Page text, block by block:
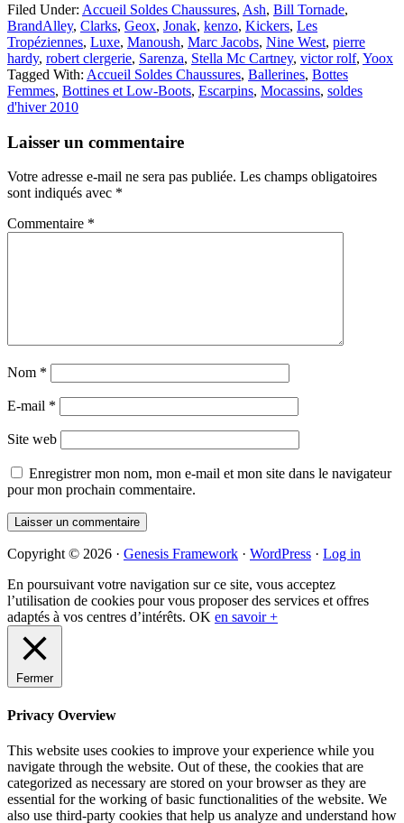
Filed Under: Accueil Soldes Chaussures, Ash, Bill Tornade,
BrandAlley, Clarks, Geox, Jonak, kenzo, Kickers, Les
Tropéziennes, Luxe, Manoush, Marc Jacobs, Nine West, pierre
hardy, robert clergerie, Sarenza, Stella Mc Cartney, victor rolf, Yoox
Tagged With: Accueil Soldes Chaussures, Ballerines, Bottes
Femmes, Bottines et Low-Boots, Escarpins, Mocassins, soldes
d'hiver 2010
Reader
Laisser un commentaire
Votre adresse e-mail ne sera pas publiée. Les champs obligatoires
sont indiqués avec *
Commentaire *
Nom *
E-mail *
Site web
Enregistrer mon nom, mon e-mail et mon site dans le navigateur
pour mon prochain commentaire.
Primary
Sidebar
Copyright © 2026 · Genesis Framework · WordPress · Log in
En poursuivant votre navigation sur ce site, vous acceptez
l’utilisation de cookies pour vous proposer des services et offres
adaptés à vos centres d’intérêts. OK en savoir +
Fermer
Privacy Overview
This website uses cookies to improve your experience while you
navigate through the website. Out of these, the cookies that are
categorized as necessary are stored on your browser as they are
essential for the working of basic functionalities of the website. We
also use third-party cookies that help us analyze and understand how